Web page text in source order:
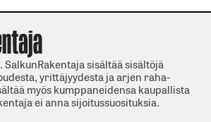
SalkunRakentaja sisältää sisältöjä
yrittäjyydesta ja arjen raha-
myös kumppaneidensa kaupallista
ei anna sijoitussuosituksia.